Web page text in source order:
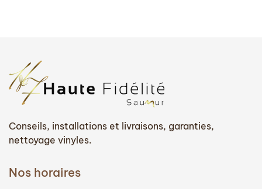
Conseils, installations et livraisons, garanties,
nettoyage vinyles.
Nos horaires